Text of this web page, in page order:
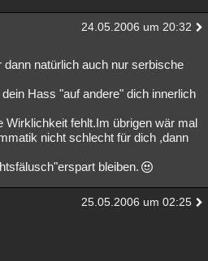
24.05.2006 um 20:32
natürlich auch nur serbische
Hass "auf andere" dich innerlich
Wirklichkeit fehlt.Im übrigen wär mal
nicht schlecht für dich ,dann
bleiben.
25.05.2006 um 02:25